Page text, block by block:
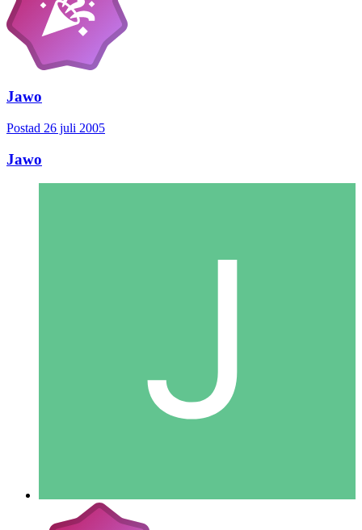
Jawo
Postad 26 juli 2005
Jawo